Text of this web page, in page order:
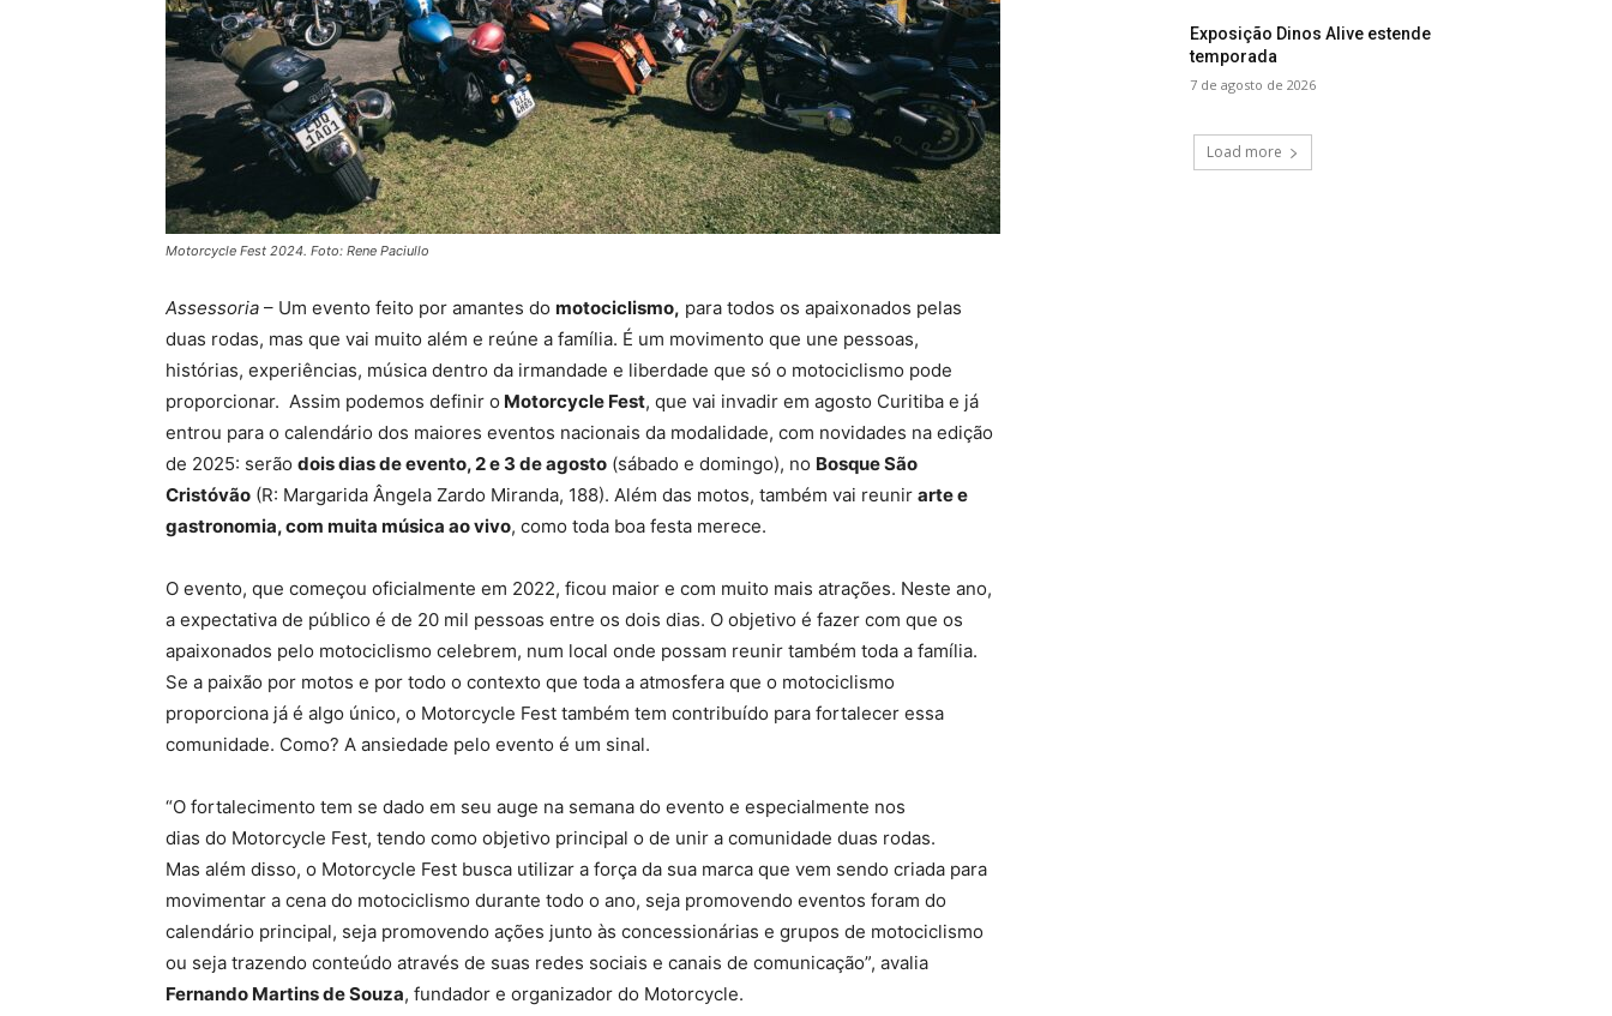
Motorcycle Fest 2024. Foto: Rene Paciullo
Assessoria – Um evento feito por amantes do motociclismo, para todos os apaixonados pelas
duas rodas, mas que vai muito além e reúne a família. É um movimento que une pessoas,
histórias, experiências, música dentro da irmandade e liberdade que só o motociclismo pode
proporcionar. Assim podemos definir o Motorcycle Fest, que vai invadir em agosto Curitiba e já
entrou para o calendário dos maiores eventos nacionais da modalidade, com novidades na edição
de 2025: serão dois dias de evento,2 e 3 de agosto (sábado e domingo), no Bosque São
Cristóvão (R: Margarida Ângela Zardo Miranda, 188). Além das motos, também vai reunir arte e
gastronomia, com muita música ao vivo, como toda boa festa merece.
O evento, que começou oficialmente em 2022, ficou maior e com muito mais atrações. Neste ano,
a expectativa de público é de 20 mil pessoas entre os dois dias. O objetivo é fazer com que os
apaixonados pelo motociclismo celebrem, num local onde possam reunir também toda a família.
Se a paixão por motos e por todo o contexto que toda a atmosfera que o motociclismo
proporciona já é algo único, o Motorcycle Fest também tem contribuído para fortalecer essa
comunidade. Como? A ansiedade pelo evento é um sinal.
“O fortalecimento tem se dado em seu auge na semana do evento e especialmente nos
dias do Motorcycle Fest, tendo como objetivo principal o de unir a comunidade duas rodas.
Mas além disso, o Motorcycle Fest busca utilizar a força da sua marca que vem sendo criada para
movimentar a cena do motociclismo durante todo o ano, seja promovendo eventos foram do
calendário principal, seja promovendo ações junto às concessionárias e grupos de motociclismo
ou seja trazendo conteúdo através de suas redes sociais e canais de comunicação”, avalia
Fernando Martins de Souza, fundador e organizador do Motorcycle.
Exposição Dinos Alive estende
temporada
7 de agosto de 2026
Load more